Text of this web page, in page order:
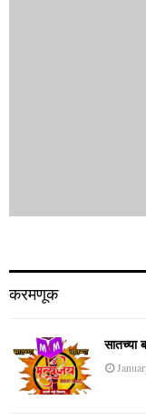
करमणूक
सातच्या